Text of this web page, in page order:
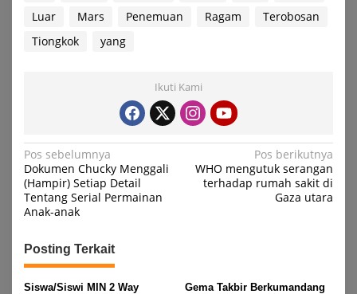
Luar
Mars Penemuan Ragam
Terobosan
Tiongkok
yang
Ikuti Kami
Navigasi
pos
Pos sebelumnya
Dokumen Chucky Menggali
(Hampir) Setiap Detail
Tentang Serial Permainan
Anak-anak
Pos berikutnya
WHO mengutuk serangan
terhadap rumah sakit di
Gaza utara
Posting Terkait
Siswa/Siswi MIN 2 Way
Gema Takbir Berkumandang